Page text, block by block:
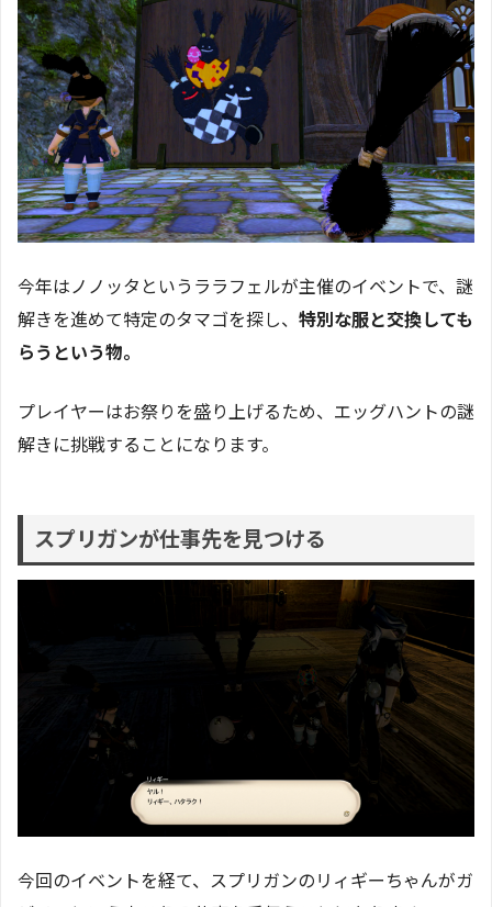
今年はノノッタというララフェルが主催のイベントで、謎
解きを進めて特定のタマゴを探し、 特別な服と交換しても
らうという物。
プレイヤーはお祭りを盛り上げるため、エッグハントの謎
解きに挑戦することになります。
スプリガンが仕事先を見つける
今回のイベントを経て、スプリガンのリィギーちゃんがガ